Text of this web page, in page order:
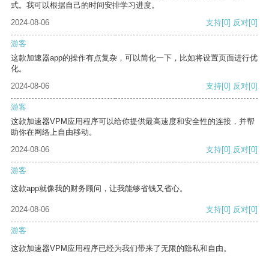
式。我可以根据自己的时间安排学习进度。
2024-08-06
支持[0] 反对[0]
游客
这款加速器app的操作有点复杂，可以简化一下，比如将设置页面进行优
化。
2024-08-06
支持[0] 反对[0]
游客
这款加速器VPM应用程序可以给你提供最高速度和安全性的连接，并帮
助你在网络上自由移动。
2024-08-06
支持[0] 反对[0]
游客
这款app就像我的财务顾问，让我能够省钱又省心。
2024-08-06 支持[0] 反对[0]
游客
这款加速器VPM应用程序已经为我们带来了无限的隐私和自由。